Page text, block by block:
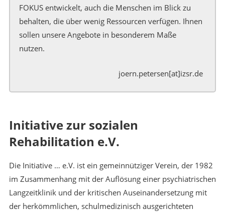
FOKUS entwickelt, auch die Menschen im Blick zu
behalten, die über wenig Ressourcen verfügen. Ihnen
sollen unsere Angebote in besonderem Maße
nutzen.
joern.petersen[at]izsr.de
Initiative zur sozialen
Rehabilitation e.V.
Die Initiative … e.V. ist ein gemeinnütziger Verein, der 1982
im Zusammenhang mit der Auflösung einer psychiatrischen
Langzeitklinik und der kritischen Auseinandersetzung mit
der herkömmlichen, schulmedizinisch ausgerichteten